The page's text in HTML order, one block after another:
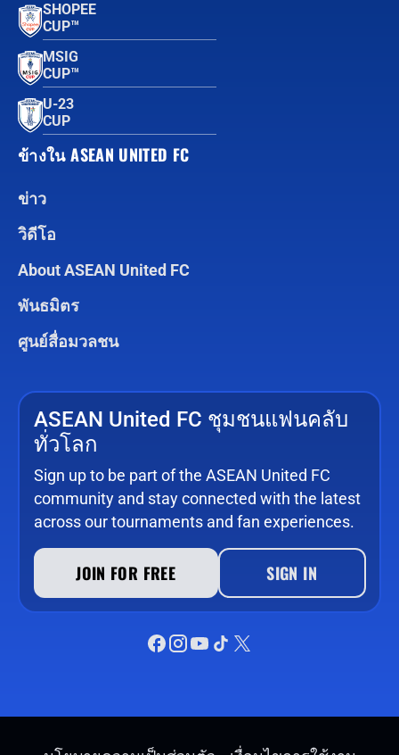
SHOPEE
CUP™
MSIG
CUP™
U-23
CUP
ข้างใน ASEAN UNITED FC
ข่าว
วิดีโอ
About ASEAN United FC
พันธมิตร
ศูนย์สื่อมวลชน
ASEAN United FC ชุมชนแฟนคลับ
ทั่วโลก
Sign up to be part of the ASEAN United FC
community and stay connected with the latest
across our tournaments and fan experiences.
JOIN FOR FREE SIGN IN